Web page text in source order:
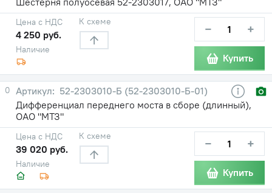
Наличие
Цена с НДС
4 250 руб.
К схеме − +
Купить
0
52-2303010-Б (52-2303010-Б-01)
Дифференциал переднего моста в сборе (длинный),
ОАО "МТЗ"
Наличие
Цена с НДС
39 020 руб.
К схеме − +
Купить